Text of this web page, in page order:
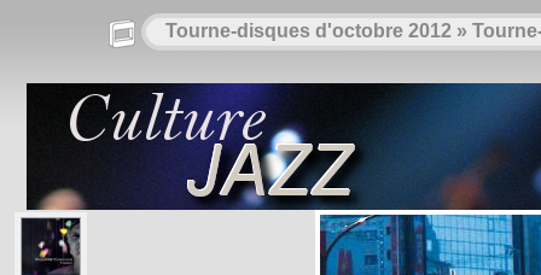
Tourne-disques d'octobre 2012 »